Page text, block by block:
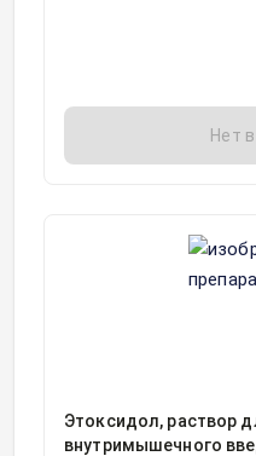
Нет
Этоксидол, раствор
внутримышечного